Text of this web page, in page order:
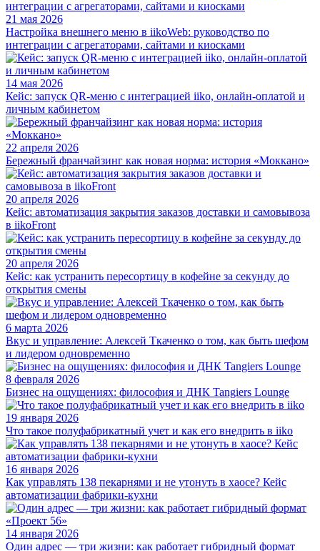
21 мая 2026
Настройка внешнего меню в iikoWeb: руководство по
интеграции с агрегаторами, сайтами и киосками
14 мая 2026
Кейс: запуск QR-меню с интеграцией iiko, онлайн-оплатой и
личным кабинетом
22 апреля 2026
Бережный франчайзинг как новая норма: история «Моккано»
20 апреля 2026
Кейс: автоматизация закрытия заказов доставки и самовывоза
в iikoFront
20 апреля 2026
Кейс: как устранить пересортицу в кофейне за секунду до
открытия смены
6 марта 2026
Вкус и управление: Алексей Ткаченко о том, как быть шефом
и лидером одновременно
8 февраля 2026
Бизнес на ощущениях: философия и ДНК Tangiers Lounge
19 января 2026
Что такое полуфабрикатный учет и как его внедрить в iiko
16 января 2026
Как управлять 138 пекарнями и не утонуть в хаосе? Кейс
автоматизации фабрики-кухни
14 января 2026
Один адрес — три жизни: как работает гибридный формат